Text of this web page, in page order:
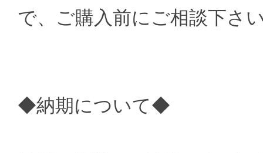
で、ご購入前にご相談下さ
◆納期について◆